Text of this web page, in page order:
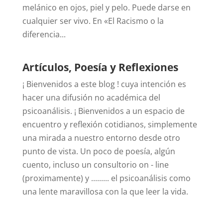
melánico en ojos, piel y pelo. Puede darse en
cualquier ser vivo. En «El Racismo o la
diferencia...
Artículos, Poesía y Reflexiones
¡ Bienvenidos a este blog ! cuya intención es
hacer una difusión no académica del
psicoanálisis. ¡ Bienvenidos a un espacio de
encuentro y reflexión cotidianos, simplemente
una mirada a nuestro entorno desde otro
punto de vista. Un poco de poesía, algún
cuento, incluso un consultorio on - line
(proximamente) y ......... el psicoanálisis como
una lente maravillosa con la que leer la vida.